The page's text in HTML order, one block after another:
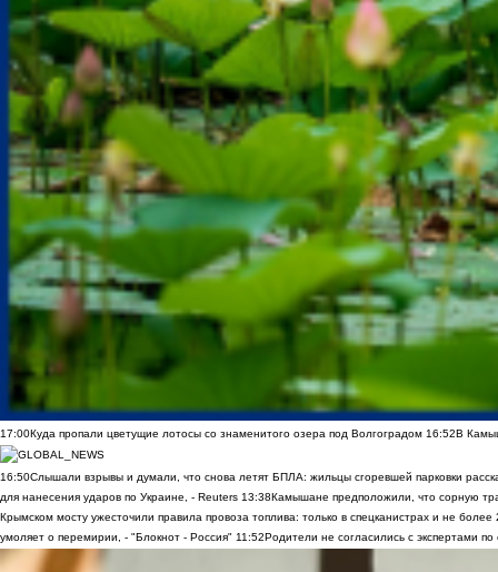
17:00Куда пропали цветущие лотосы со знаменитого озера под Волгоградом 16:52В
16:50Слышали взрывы и думали, что снова летят БПЛА: жильцы сгоревшей парковки
для нанесения ударов по Украине, - Reuters 13:38Камышане предположили, что сорную
Крымском мосту ужесточили правила провоза топлива: только в спецканистрах и не
умоляет о перемирии, - "Блокнот - Россия" 11:52Родители не согласились с экспертами